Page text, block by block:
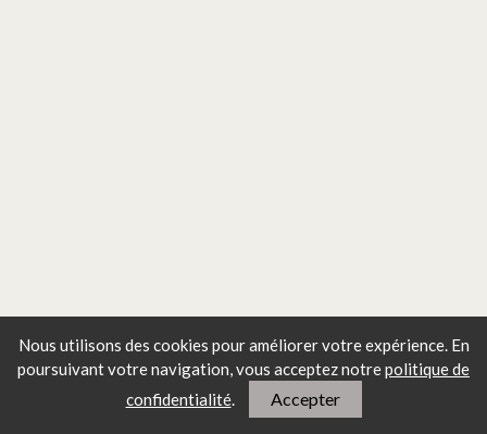
Nous utilisons des cookies pour améliorer votre expérience. En
poursuivant votre navigation, vous acceptez notrepolitique de
confidentialité. Accepter
Les articles les plus lus
Pourquoi le Mont Saint-Michel